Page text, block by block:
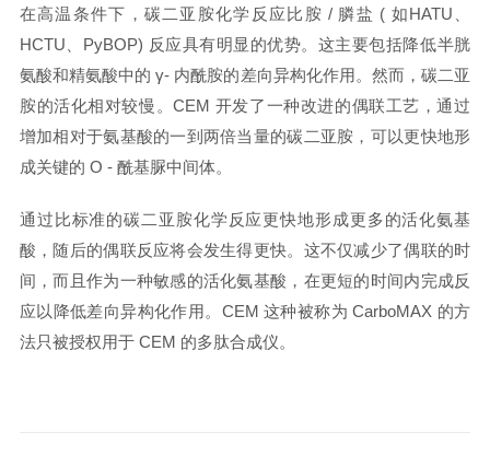
在高温条件下，碳二亚胺化学反应比胺 / 膦盐 ( 如HATU、
HCTU、PyBOP) 反应具有明显的优势。这主要包括降低半胱
氨酸和精氨酸中的 γ- 内酰胺的差向异构化作用。然而，碳二亚
胺的活化相对较慢。CEM 开发了一种改进的偶联工艺，通过
增加相对于氨基酸的一到两倍当量的碳二亚胺，可以更快地形
成关键的 O - 酰基脲中间体。
通过比标准的碳二亚胺化学反应更快地形成更多的活化氨基
酸，随后的偶联反应将会发生得更快。这不仅减少了偶联的时
间，而且作为一种敏感的活化氨基酸，在更短的时间内完成反
应以降低差向异构化作用。CEM 这种被称为 CarboMAX 的方
法只被授权用于 CEM 的多肽合成仪。